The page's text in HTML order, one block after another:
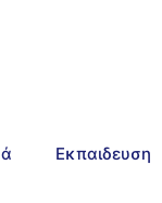
Εκπαιδευση